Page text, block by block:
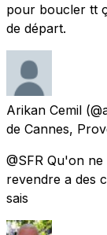
pour boucler tt
de départ.
Arikan Cemil
de Cannes,
@SFR Qu'on
revendre a des
sais